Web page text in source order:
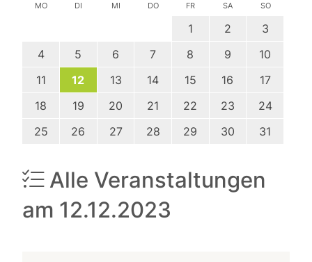
MO DI MI DO FR SA SO
1 2
3
4
5 6 7 8 9
10
11
12 13 14 15 16
17
18
19 20 21 22 23
24
25
26 27 28 29 30 31
Alle Veranstaltungen
am 12.12.2023